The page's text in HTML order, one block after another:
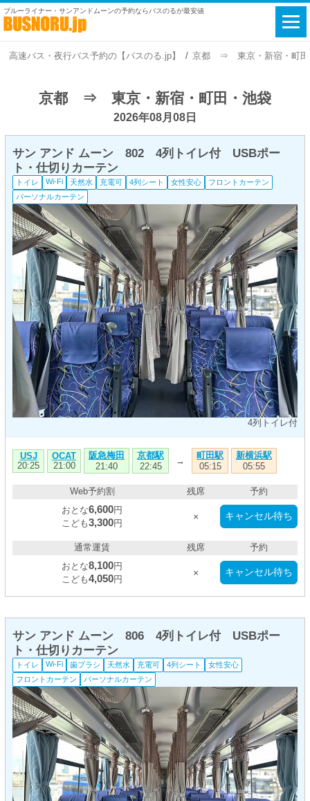
ブルーライナー・サンアンドムーンの予約ならバスのるが最安値
高速バス・夜行バス予約の【バスのる.jp】 京都 ⇒ 東京・新宿・町田
京都 ⇒ 東京・新宿・町田・池袋
2026年08月08日
4列トイレ付
サン アンド ムーン 802 4列トイレ付 USBポー
ト・仕切りカーテン
トイレ Wi-Fi 天然水 充電可 4列シート 女性安心
フロントカーテン
パーソナルカーテン
USJ
20:25
OCAT
21:00
阪急梅田
21:40
京都駅
22:45
→
町田駅
05:15
新横浜駅
05:55
Web予約割
おとな6,600円
こども3,300円
残席
×
予約
キャンセル待ち
通常運賃
おとな8,100円
こども4,050円
残席
×
予約
キャンセル待ち
サン アンド ムーン 806 4列トイレ付 USBポー
ト・仕切りカーテン
トイレ Wi-Fi 歯ブラシ 天然水 充電可 4列シート
女性安心
フロントカーテン
パーソナルカーテン